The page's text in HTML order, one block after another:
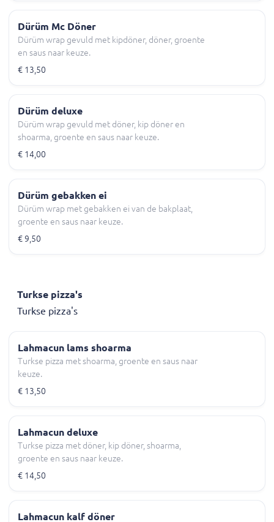
Dürüm Mc Döner
Dürüm wrap gevuld met kipdöner, döner, groente
en saus naar keuze.
€ 13,50
Dürüm deluxe
Dürüm wrap gevuld met döner, kip döner en
shoarma, groente en saus naar keuze.
€ 14,00
Dürüm gebakken ei
Dürüm wrap met gebakken ei van de bakplaat,
groente en saus naar keuze.
€ 9,50
Turkse pizza's
Turkse pizza's
Lahmacun lams shoarma
Turkse pizza met shoarma, groente en saus naar
keuze.
€ 13,50
Lahmacun deluxe
Turkse pizza met döner, kip döner, shoarma,
groente en saus naar keuze.
€ 14,50
Lahmacun kalf döner